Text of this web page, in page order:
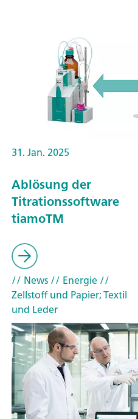
31. Jan. 2025
Ablösung der
Titrationssoftware
tiamoTM
// News// Energie//
Zellstoff und Papier; Textil
und Leder